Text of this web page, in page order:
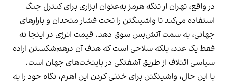
در واقع، تهران از تنگه هرمز به‌عنوان ابزاری برای کنترل جنگ
استفاده می‌کند تا واشینگتن را تحت فشار متحدان و بازارهای
جهانی، به سمت آتش‌بس سوق دهد. قیمت انرژی در اینجا نه
فقط یک عدد، بلکه سلاحی است که هدف آن درهم‌شکستن اراده
سیاسی ائتلاف از طریق آشفتگی در پایتخت‌های جهان است.
با این حال، واشینگتن برای خنثی کردن این اهرم، نگاه خود را به